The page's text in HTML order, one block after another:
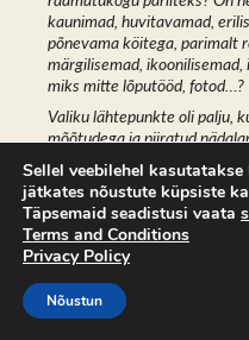
kaunimad, huvitavamad,
põnevama köitega, parimalt
märgilisemad,
miks mitte lõputööd, fotod…?
Valiku lähtepunkte oli palju,
mõõtudega ja piiratud
tulevad protsessi käigus
uued ideed. Teinekord sama
muutub inimene, ruum või
teistsugune. Millised teosed
sametkattega lauale?
Sellel veebilehel
jätkates nõustute küpsiste
Täpsemaid seadistusi vaata
Terms and Conditions
Privacy Policy
Nõustun